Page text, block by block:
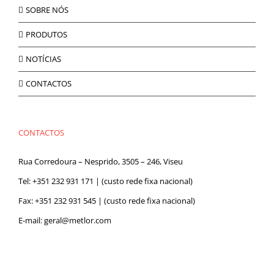
SOBRE NÓS
PRODUTOS
NOTÍCIAS
CONTACTOS
CONTACTOS
Rua Corredoura – Nesprido, 3505 – 246, Viseu
Tel:+351 232 931 171 | (custo rede fixa nacional)
Fax: +351 232 931 545 | (custo rede fixa nacional)
E-mail:geral@metlor.com